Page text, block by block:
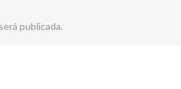
publicada.